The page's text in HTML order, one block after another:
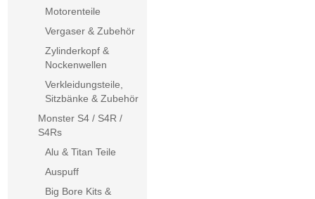
Motorenteile
Vergaser & Zubehör
Zylinderkopf &
Nockenwellen
Verkleidungsteile,
Sitzbänke & Zubehör
Monster S4 / S4R /
S4Rs
Alu & Titan Teile
Auspuff
Big Bore Kits &